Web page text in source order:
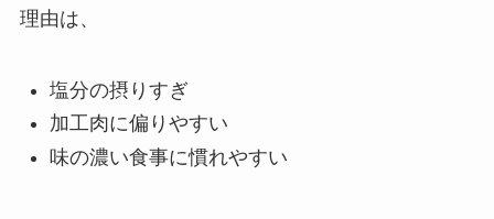
理由は、
塩分の摂りすぎ
加工肉に偏りやすい
味の濃い食事に慣れやすい